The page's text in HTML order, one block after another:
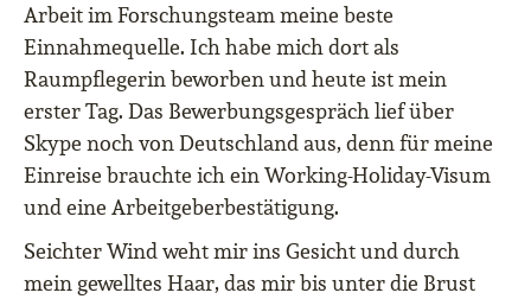
Arbeit im Forschungsteam meine beste
Einnahmequelle. Ich habe mich dort als
Raumpflegerin beworben und heute ist mein
erster Tag. Das Bewerbungsgespräch lief über
Skype noch von Deutschland aus, denn für meine
Einreise brauchte ich ein Working-Holiday-Visum
und eine Arbeitgeberbestätigung.
Seichter Wind weht mir ins Gesicht und durch
mein gewelltes Haar, das mir bis unter die Brust